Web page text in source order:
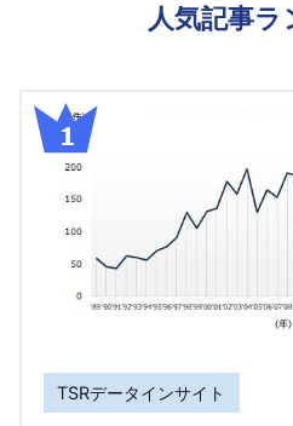
人気記事
TSRデータインサイト